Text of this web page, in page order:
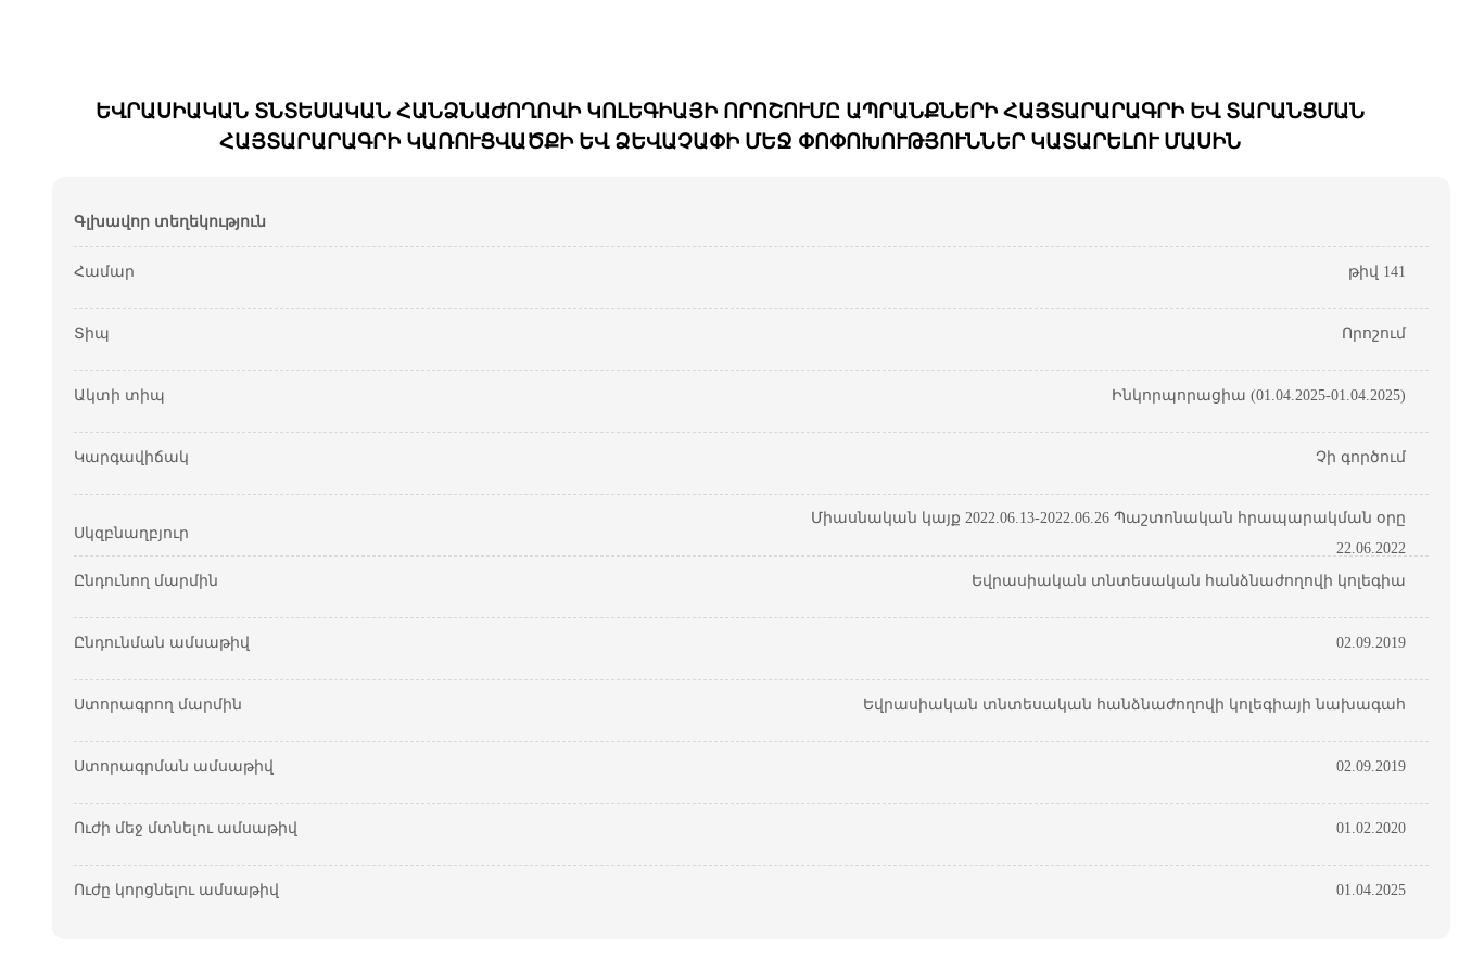
ԵՎՐԱՍԻԱԿԱՆ ՏՆՏԵՍԱԿԱՆ ՀԱՆՁՆԱԺՈՂՈՎԻ ԿՈԼԵԳԻԱՅԻ ՈՐՈՇՈՒՄԸ ԱՊՐԱՆՔՆԵՐԻ ՀԱՅՏԱՐԱՐԱԳՐԻ ԵՎ ՏԱՐԱՆՑՄԱՆ
ՀԱՅՏԱՐԱՐԱԳՐԻ ԿԱՌՈՒՑՎԱԾՔԻ ԵՎ ՁԵՎԱՉԱՓԻ ՄԵՋ ՓՈՓՈԽՈՒԹՅՈՒՆՆԵՐ ԿԱՏԱՐԵԼՈՒ ՄԱՍԻՆ
Գլխավոր տեղեկություն
Համար թիվ 141
Տիպ Որոշում
Ակտի տիպ Ինկորպորացիա (01.04.2025-01.04.2025)
Կարգավիճակ Չի գործում
Սկզբնաղբյուր
Միասնական կայք 2022.06.13-2022.06.26 Պաշտոնական հրապարակման օրը
22.06.2022
Ընդունող մարմին
Եվրասիական տնտեսական հանձնաժողովի կոլեգիա
Ընդունման ամսաթիվ 02.09.2019
Ստորագրող մարմին Եվրասիական տնտեսական հանձնաժողովի կոլեգիայի նախագահ
Ստորագրման ամսաթիվ 02.09.2019
Ուժի մեջ մտնելու ամսաթիվ 01.02.2020
Ուժը կորցնելու ամսաթիվ 01.04.2025